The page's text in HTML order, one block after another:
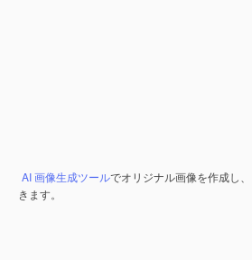
AI 画像生成ツールでオリジナル画像を作成し、
きます。